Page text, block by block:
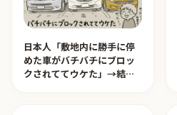
日本人「敷地内に勝手に停
めた車がバチバチにブロッ
クされててウケた」→結末